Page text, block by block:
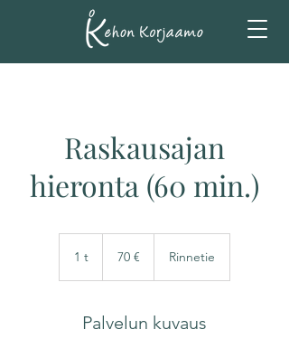
Raskausajan
hieronta (60 min.)
1 t 70 € Rinnetie
Palvelun kuvaus